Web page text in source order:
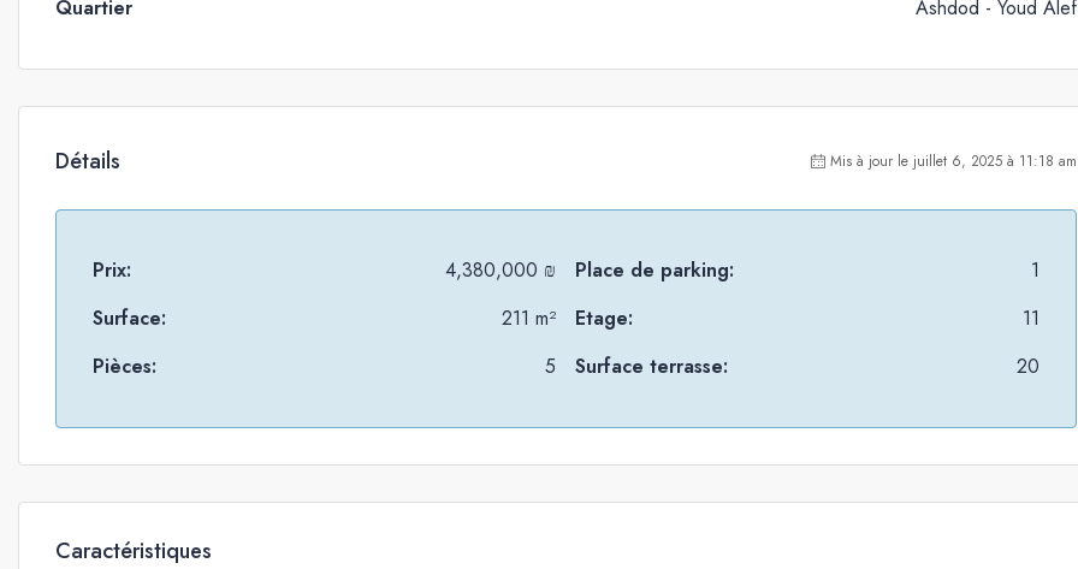
Quartier
Ashdod - Youd Alef
Détails Mis à jour le juillet 6, 2025 à 11:18 am
Prix:
4,380,000 ₪
Surface:
211 m²
Pièces:
5
Place de parking:
1
Etage:
11
Surface terrasse:
20
Caractéristiques